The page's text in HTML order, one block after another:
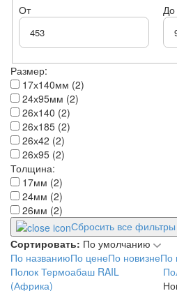
От
До
Размер:
17х140мм (2)
24х95мм (2)
26х140 (2)
26х185 (2)
26х42 (2)
26х95 (2)
Толщина:
17мм (2)
24мм (2)
26мм (2)
Сбросить все фильтры
Сортировать: По умолчанию
По названиюПо ценеПо новизнеПо
Полок Термоабаш RAIL
(Африка)